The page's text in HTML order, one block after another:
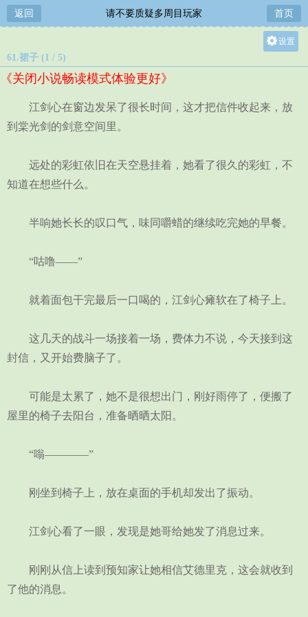
返回 请不要质疑多周目玩家 首页
设置
中
61.裙子 (1 / 5)
《关闭小说畅读模式体验更好》
江剑心在窗边发呆了很长时间，这才把信件收起来，放
到棠光剑的剑意空间里。
远处的彩虹依旧在天空悬挂着，她看了很久的彩虹，不
知道在想些什么。
半响她长长的叹口气，味同嚼蜡的继续吃完她的早餐。
“咕噜——”
就着面包干完最后一口喝的，江剑心瘫软在了椅子上。
这几天的战斗一场接着一场，费体力不说，今天接到这
封信，又开始费脑子了。
可能是太累了，她不是很想出门，刚好雨停了，便搬了
屋里的椅子去阳台，准备晒晒太阳。
“嗡————”
刚坐到椅子上，放在桌面的手机却发出了振动。
江剑心看了一眼，发现是她哥给她发了消息过来。
刚刚从信上读到预知家让她相信艾德里克，这会就收到
了他的消息。